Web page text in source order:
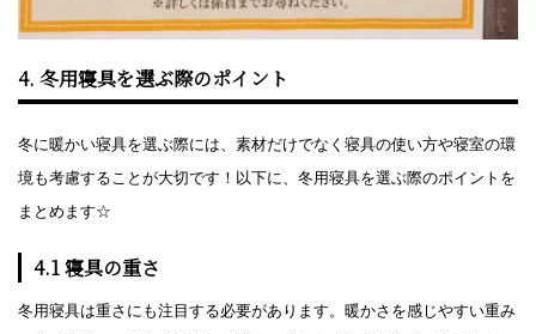
4. 冬用寝具を選ぶ際のポイント
冬に暖かい寝具を選ぶ際には、素材だけでなく寝具の使い方や寝室の環
境も考慮することが大切です！以下に、冬用寝具を選ぶ際のポイントを
まとめます☆
4.1 寝具の重さ
冬用寝具は重さにも注目する必要があります。暖かさを感じやすい重み